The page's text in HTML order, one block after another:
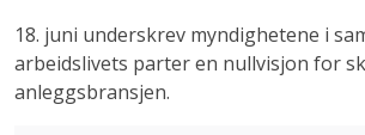
18. juni underskrev myndighetene i
arbeidslivets parter en nullvisjon for
anleggsbransjen.